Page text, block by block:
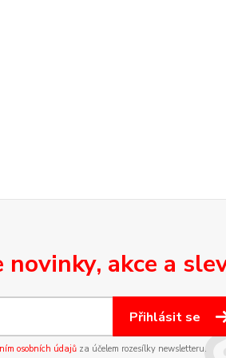
akce a
Přihlásit se
osobních údajůza účelem rozesílky newsletteru.